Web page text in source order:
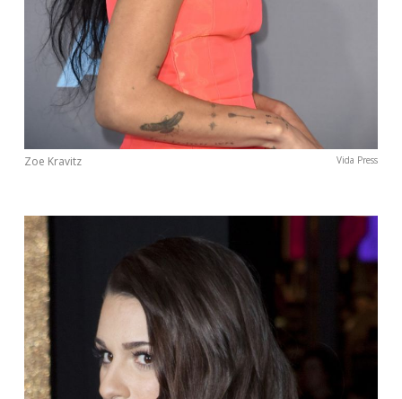
Zoe Kravitz Vida Press